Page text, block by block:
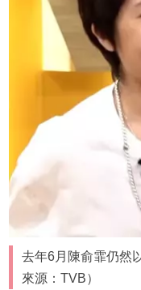
去年6月陳俞霏仍然
來源：TVB）